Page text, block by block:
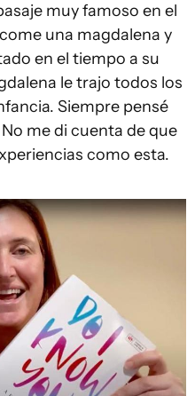
muy famoso en el
una magdalena y
en el tiempo a su
le trajo todos los
Siempre pensé
me di cuenta de que
como esta.